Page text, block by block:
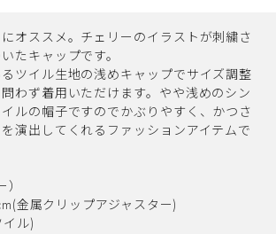
オススメ。チェリーのイラストが刺繍さ
たキャップです。
ツイル生地の浅めキャップでサイズ調整
わず着用いただけます。やや浅めのシン
ルの帽子ですのでかぶりやすく、かつさ
演出してくれるファッションアイテムで
金属クリップアジャスター)
ル)